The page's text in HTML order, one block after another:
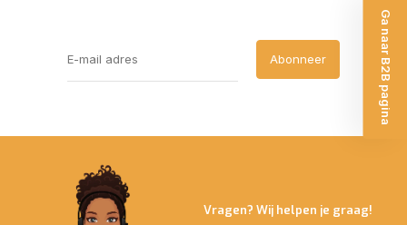
Abonneer
Vragen? Wij helpen je graag!
Ga naar B2B pagina